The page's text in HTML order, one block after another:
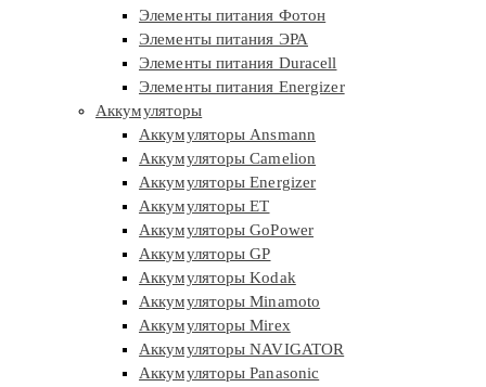
Элементы питания Фотон
Элементы питания ЭРА
Элементы питания Duracell
Элементы питания Energizer
Аккумуляторы
Аккумуляторы Ansmann
Аккумуляторы Camelion
Аккумуляторы Energizer
Аккумуляторы ET
Аккумуляторы GoPower
Аккумуляторы GP
Аккумуляторы Kodak
Аккумуляторы Minamoto
Аккумуляторы Mirex
Аккумуляторы NAVIGATOR
Аккумуляторы Panasonic